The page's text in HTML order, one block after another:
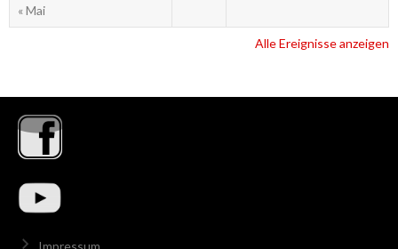
« Mai
Alle Ereignisse anzeigen
Impressum